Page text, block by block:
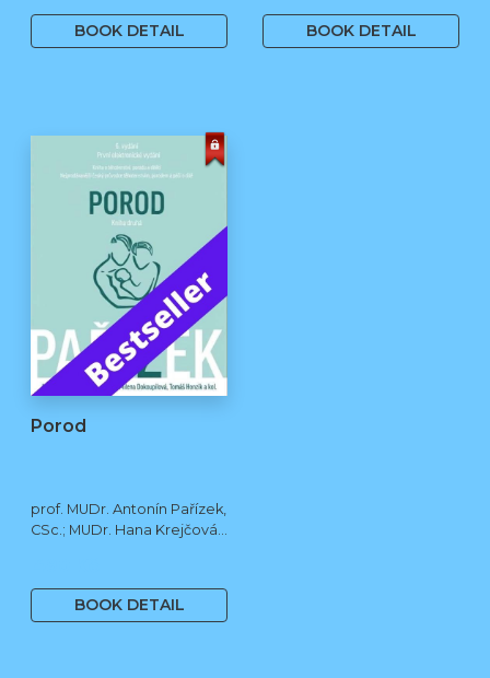
Tomáš Honzík, Ph.D. a kol.
BOOK DETAIL BOOK DETAIL
Porod
prof. MUDr. Antonín Pařízek,
CSc.; MUDr. Hana Krejčová,
Tomáš Honzík, Ph.D. a kol.
BOOK DETAIL